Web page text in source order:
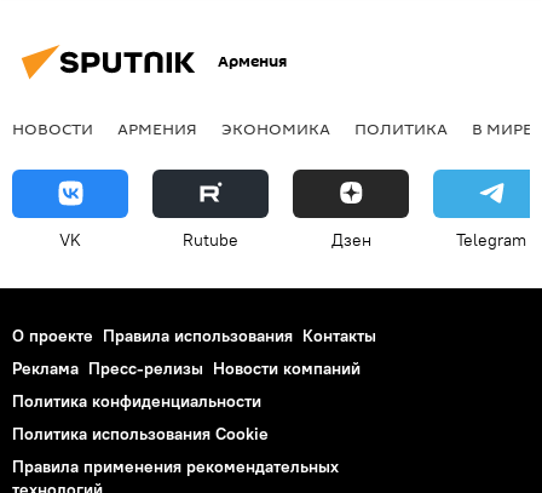
Армения
НОВОСТИ АРМЕНИЯ ЭКОНОМИКА ПОЛИТИКА В МИРЕ
VK Rutube Дзен Telegram
О проекте Правила использования Контакты
Реклама Пресс-релизы Новости компаний
Политика конфиденциальности
Политика использования Cookie
Правила применения рекомендательных